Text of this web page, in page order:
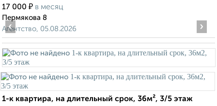
17 000 ₽ в месяц
Пермякова 8
Агентство, 05.08.2026
‹ ›
1-к квартира, на длительный срок, 36м², 3/5 этаж